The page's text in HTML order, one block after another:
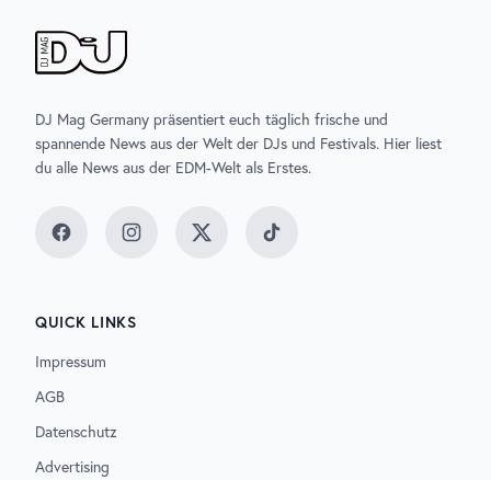
DJ Mag Germany präsentiert euch täglich frische und
spannende News aus der Welt der DJs und Festivals. Hier liest
du alle News aus der EDM-Welt als Erstes.
FacebookInstagramTwitter TikTok
QUICK LINKS
Impressum
AGB
Datenschutz
Advertising